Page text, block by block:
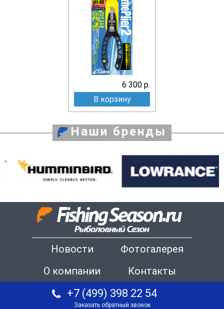
6 300 р.
В корзину
Наши бренды
Новости
Фотогалерея
О компании
Контакты
+7 (499) 398 22 54
Заказать обратный звонок